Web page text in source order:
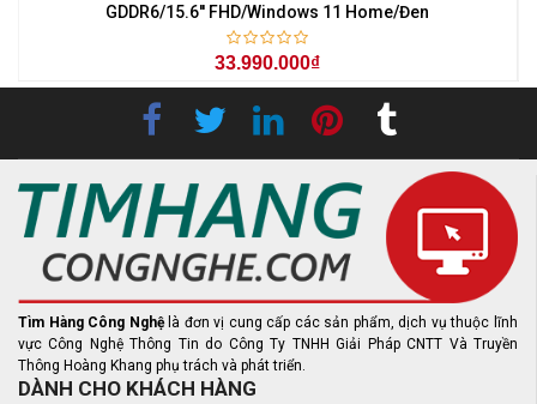
GDDR6/15.6'' FHD/Windows 11 Home/Đen
33.990.000₫
Tìm Hàng Công Nghệ là đơn vị cung cấp các sản phẩm, dịch vụ thuộc lĩnh
vực Công Nghệ Thông Tin do Công Ty TNHH Giải Pháp CNTT Và Truyền
Thông Hoàng Khang phụ trách và phát triển.
DÀNH CHO KHÁCH HÀNG